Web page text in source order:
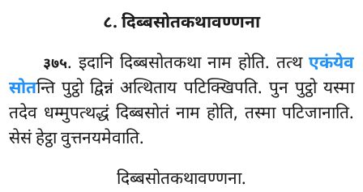
८. दिब्बसोतकथावण्णना
३७५. इदानि दिब्बसोतकथा नाम होति. तत्थ एकंयेव
सोतन्ति पुट्ठो द्विन्नं अत्थिताय पटिक्खिपति. पुन पुट्ठो यस्मा
तदेव धम्मुपत्थद्धं दिब्बसोतं नाम होति, तस्मा पटिजानाति.
सेसं हेट्ठा वुत्तनयमेवाति.
दिब्बसोतकथावण्णना.